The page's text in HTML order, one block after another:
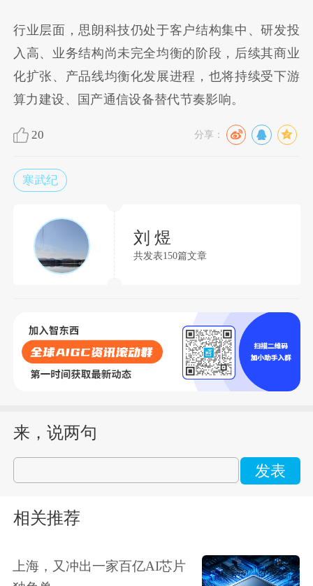
行业层面，思朗科技仍处于客户结构集中、研发投
入高、业务结构尚未完全均衡的阶段，后续其商业
化扩张、产品线均衡化发展进程，也将持续受下游
算力建设、国产通信设备替代节奏影响。
20 分享：
寒武纪
刘 煜
共发表150篇文章
来，说两句
发表
相关推荐
上海，又冲出一家百亿AI芯片